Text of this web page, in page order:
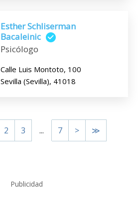
Esther Schliserman
Bacaleinic
Psicólogo
Calle Luis Montoto, 100
Sevilla (Sevilla), 41018
2 3 ... 7 > ≫
Publicidad